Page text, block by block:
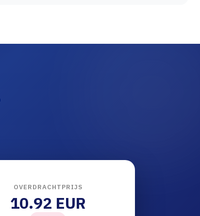
OVERDRACHTPRIJS
10.92 EUR